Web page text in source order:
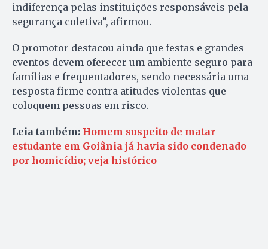
indiferença pelas instituições responsáveis pela
segurança coletiva”, afirmou.
O promotor destacou ainda que festas e grandes
eventos devem oferecer um ambiente seguro para
famílias e frequentadores, sendo necessária uma
resposta firme contra atitudes violentas que
coloquem pessoas em risco.
Leia também: Homem suspeito de matar
estudante em Goiânia já havia sido condenado
por homicídio; veja histórico